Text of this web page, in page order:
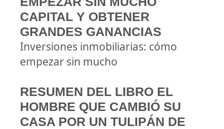
CAPITAL Y OBTENER
GRANDES GANANCIAS
Inversiones inmobiliarias: cómo
empezar sin mucho
RESUMEN DEL LIBRO EL
HOMBRE QUE CAMBIÓ SU
CASA POR UN TULIPÁN DE